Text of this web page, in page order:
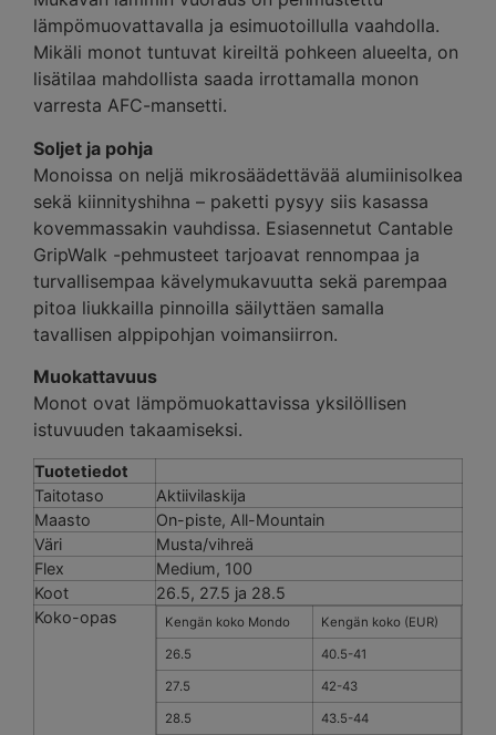
lämpömuovattavalla ja esimuotoillulla vaahdolla.
Mikäli monot tuntuvat kireiltä pohkeen alueelta, on
lisätilaa mahdollista saada irrottamalla monon
varresta AFC-mansetti.
Soljet ja pohja
Monoissa on neljä mikrosäädettävää alumiinisolkea
sekä kiinnityshihna – paketti pysyy siis kasassa
kovemmassakin vauhdissa. Esiasennetut Cantable
GripWalk -pehmusteet tarjoavat rennompaa ja
turvallisempaa kävelymukavuutta sekä parempaa
pitoa liukkailla pinnoilla säilyttäen samalla
tavallisen alppipohjan voimansiirron.
Muokattavuus
Monot ovat lämpömuokattavissa yksilöllisen
istuvuuden takaamiseksi.
Tuotetiedot
Taitotaso
Aktiivilaskija
Maasto
On-piste, All-Mountain
Väri
Musta/vihreä
Flex
Medium, 100
Koot
26.5, 27.5 ja 28.5
Koko-opas
Kengän koko Mondo Kengän koko (EUR)
26.5 40.5-41
27.5 42-43
28.5 43.5-44